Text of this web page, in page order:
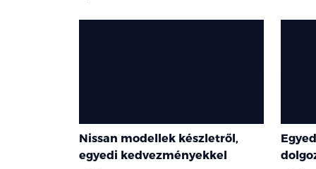
Nissan modellek készletről,
egyedi kedvezményekkel